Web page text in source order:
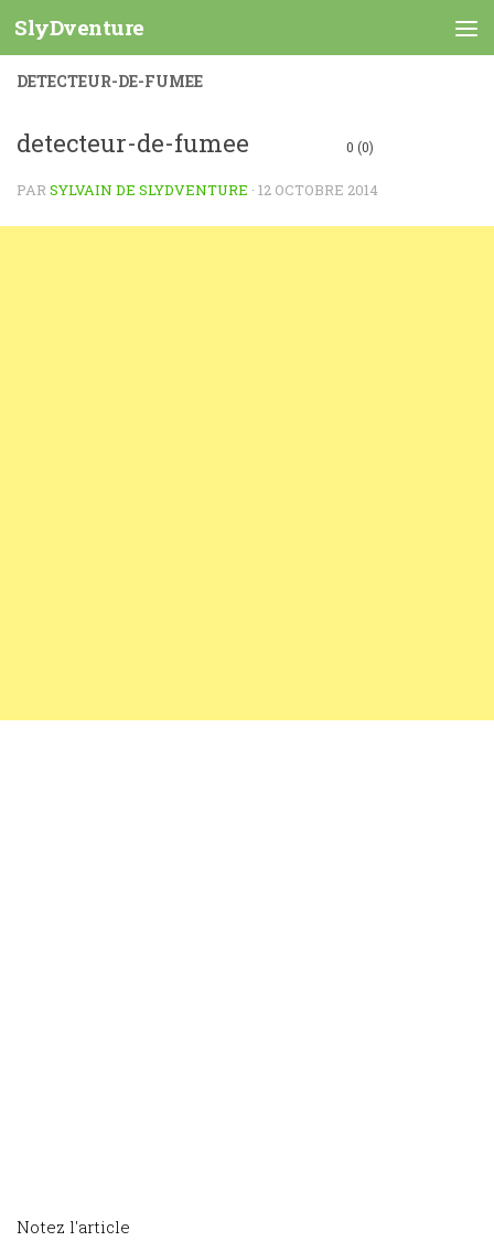
Skip to content
SlyDventure
DETECTEUR-DE-FUMEE
detecteur-de-fumee 0 (0)
PARSYLVAIN DE SLYDVENTURE · 12 OCTOBRE 2014
Notez l'article